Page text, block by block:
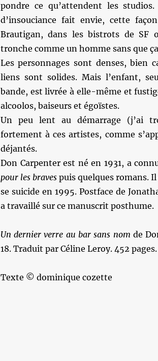
pondre ce qu’attendent les
d’insouciance fait envie, cette
Brautigan, dans les bistrots de SF
tronche comme un homme sans que
Les personnages sont denses, bien
liens sont solides. Mais l’enfant,
bande, est livrée à elle-même et
alcoolos, baiseurs et égoïstes.
Un peu lent au démarrage (j’ai
fortement à ces artistes, comme
déjantés.
Don Carpenter est né en 1931, a
pour les bravespuis quelques romans.
se suicide en 1995. Postface de
a travaillé sur ce manuscrit posthume.
Un dernier verre au bar sans nom de
18. Traduit par Céline Leroy. 452 pages.
Texte © dominique cozette